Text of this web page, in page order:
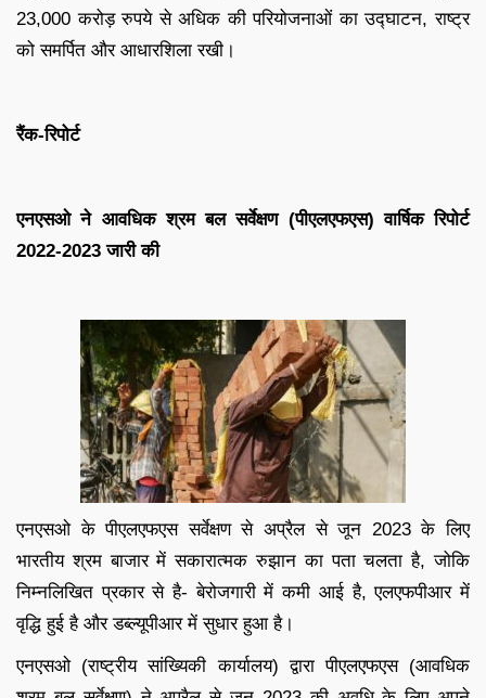
23,000 करोड़ रुपये से अधिक की परियोजनाओं का उद्घाटन, राष्ट्र
को समर्पित और आधारशिला रखी।
रैंक-रिपोर्ट
एनएसओ ने आवधिक श्रम बल सर्वेक्षण (पीएलएफएस) वार्षिक रिपोर्ट
2022-2023 जारी की
एनएसओ के पीएलएफएस सर्वेक्षण से अप्रैल से जून 2023 के लिए
भारतीय श्रम बाजार में सकारात्मक रुझान का पता चलता है, जोकि
निम्नलिखित प्रकार से है- बेरोजगारी में कमी आई है, एलएफपीआर में
वृद्धि हुई है और डब्ल्यूपीआर में सुधार हुआ है।
एनएसओ (राष्ट्रीय सांख्यिकी कार्यालय) द्वारा पीएलएफएस (आवधिक